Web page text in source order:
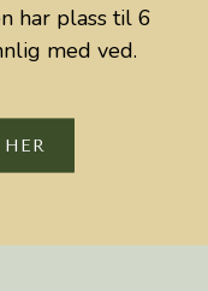
har plass til 6
med ved.